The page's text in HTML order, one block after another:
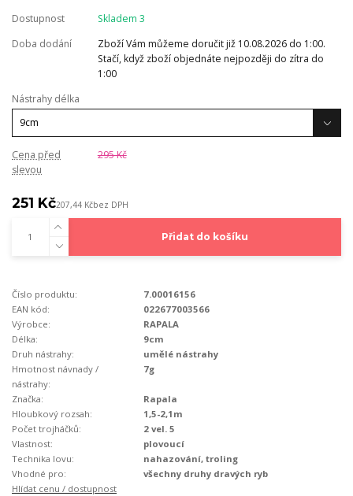
Dostupnost
Skladem 3
Doba dodání
Zboží Vám můžeme doručit již 10.08.2026 do 1:00.
Stačí, když zboží objednáte nejpozději do zítra do
1:00
Nástrahy délka
Cena před
slevou
295 Kč
251 Kč207,44 Kčbez DPH
Přidat do košíku
Číslo produktu:
7.00016156
EAN kód:
022677003566
Výrobce:
RAPALA
Délka:
9cm
Druh nástrahy:
umělé nástrahy
Hmotnost návnady /
nástrahy:
7g
Značka:
Rapala
Hloubkový rozsah:
1,5-2,1m
Počet trojháčků:
2 vel. 5
Vlastnost:
plovoucí
Technika lovu:
nahazování, troling
Vhodné pro:
všechny druhy dravých ryb
Hlídat cenu / dostupnost